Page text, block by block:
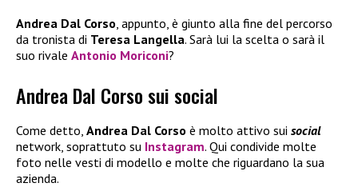
Andrea Dal Corso , appunto, è giunto alla fine del percorso
da tronista di Teresa Langella. Sarà lui la scelta o sarà il
suo rivale Antonio Moriconi?
Andrea Dal Corso sui social
Come detto, Andrea Dal Corso è molto attivo sui social
network, soprattuto su Instagram. Qui condivide molte
foto nelle vesti di modello e molte che riguardano la sua
azienda.